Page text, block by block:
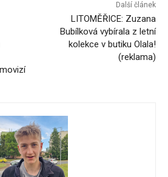
Další článek
LITOMĚŘICE: Zuzana
Bubílková vybírala z letní
kolekce v butiku Olala!
(reklama)